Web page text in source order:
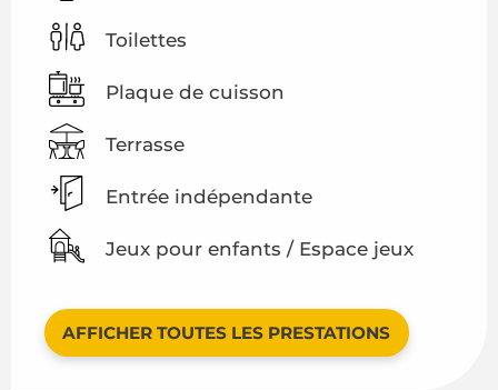
Toilettes
Plaque de cuisson
Terrasse
Entrée indépendante
Jeux pour enfants / Espace jeux
AFFICHER TOUTES LES PRESTATIONS